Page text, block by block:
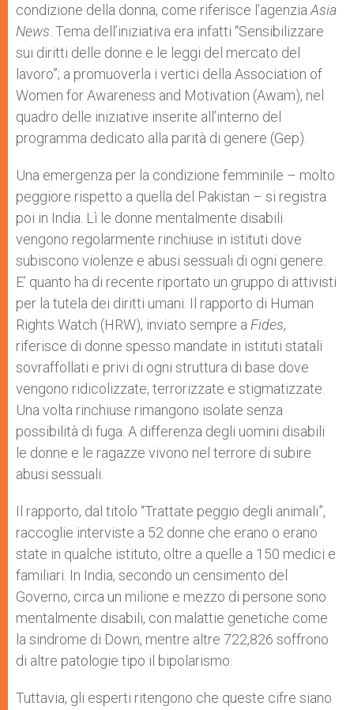
condizione della donna, come riferisce l’agenzia Asia
News . Tema dell’iniziativa era infatti “Sensibilizzare
sui diritti delle donne e le leggi del mercato del
lavoro”; a promuoverla i vertici della Association of
Women for Awareness and Motivation (Awam), nel
quadro delle iniziative inserite all’interno del
programma dedicato alla parità di genere (Gep).
Una emergenza per la condizione femminile – molto
peggiore rispetto a quella del Pakistan – si registra
poi in India. Lì le donne mentalmente disabili
vengono regolarmente rinchiuse in istituti dove
subiscono violenze e abusi sessuali di ogni genere.
E’ quanto ha di recente riportato un gruppo di attivisti
per la tutela dei diritti umani. Il rapporto di Human
Rights Watch (HRW), inviato sempre a Fides,
riferisce di donne spesso mandate in istituti statali
sovraffollati e privi di ogni struttura di base dove
vengono ridicolizzate, terrorizzate e stigmatizzate.
Una volta rinchiuse rimangono isolate senza
possibilità di fuga. A differenza degli uomini disabili
le donne e le ragazze vivono nel terrore di subire
abusi sessuali.
Il rapporto, dal titolo “Trattate peggio degli animali”,
raccoglie interviste a 52 donne che erano o erano
state in qualche istituto, oltre a quelle a 150 medici e
familiari. In India, secondo un censimento del
Governo, circa un milione e mezzo di persone sono
mentalmente disabili, con malattie genetiche come
la sindrome di Down, mentre altre 722,826 soffrono
di altre patologie tipo il bipolarismo.
Tuttavia, gli esperti ritengono che queste cifre siano